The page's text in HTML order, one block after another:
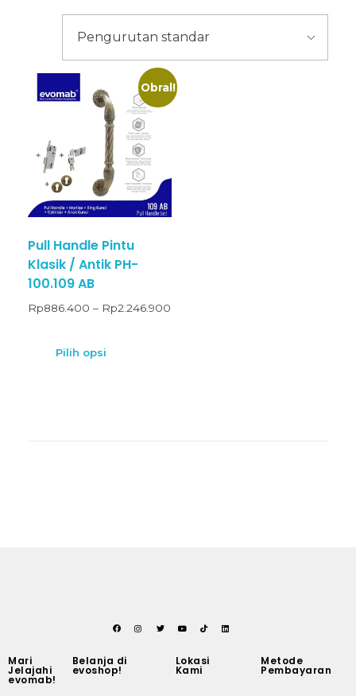
Obral!
Pull Handle Pintu
Klasik / Antik PH-
100.109 AB
Rp886.400 – Rp2.246.900
Pilih opsi
Mari
Jelajahi
evomab!
Belanja di
evoshop!
Lokasi
Kami
Metode
Pembayaran